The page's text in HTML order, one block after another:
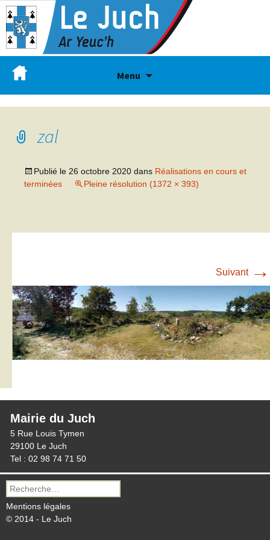
Menu
zal
Publié le 26 octobre 2020 dans Réalisations en cours et
terminées
Pleine résolution (1372 × 393)
Suivant →
Mairie du Juch
5 Rue Louis Tymen
29100 Le Juch
Tel : 02 98 74 71 50
Recherche
pour :
Mentions légales
© 2014 - Le Juch